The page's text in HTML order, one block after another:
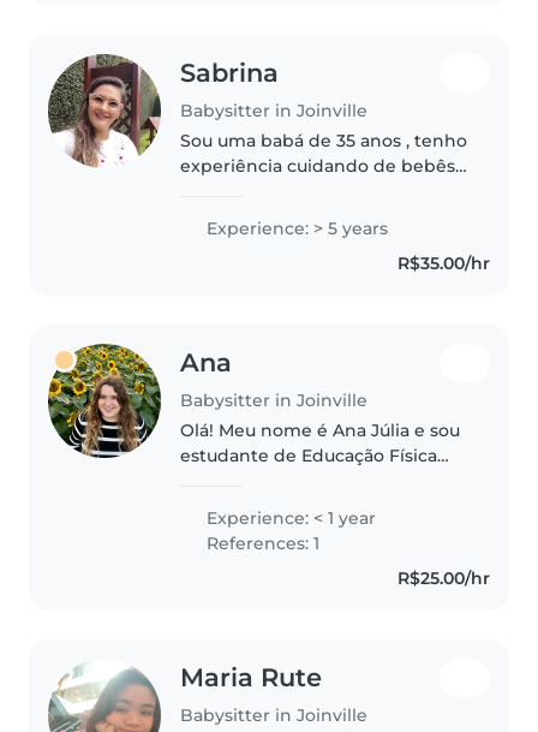
Sabrina
Babysitter in Joinville
Sou uma babá de 35 anos , tenho
experiência cuidando de bebês.
possuo curso introdução
alimentar e primeiros socorros.
Amo crianças e sou paciente,
Experience: > 5 years
R$35.00/hr
Ana
Babysitter in Joinville
Olá! Meu nome é Ana Júlia e sou
estudante de Educação Física
carinho por crianças e gosto de
contribuir para o
desenvolvimento delas por meio
Experience: < 1 year
References: 1
R$25.00/hr
Maria Rute
Babysitter in Joinville